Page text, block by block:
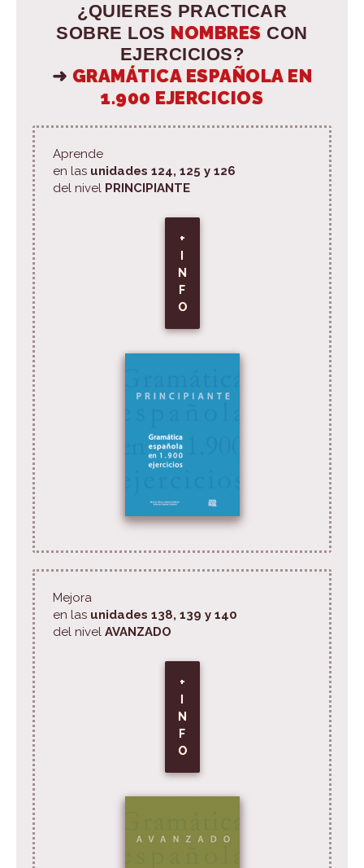
¿QUIERES PRACTICAR
SOBRE LOS NOMBRES CON
EJERCICIOS?
➜ GRAMÁTICA ESPAÑOLA EN
1.900 EJERCICIOS
Aprende
en las unidades 124, 125 y 126
del nivel PRINCIPIANTE
+
N
F
O
Mejora
en las unidades 138, 139 y 140
del nivel AVANZADO
+
I
N
F
O